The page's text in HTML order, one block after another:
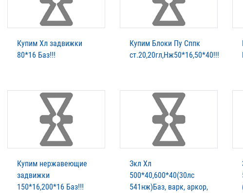
Купим Хл задвижки
80*16 Баз!!!
Купим Блоки Пу Сппк
ст.20,20гл,Нж50*16,50*40!!!
Купим нержавеющие
задвижки
150*16,200*16 Баз!!!
Зкл Хл
500*40,600*40(30лс
541нж)Баз, варк, аркор,